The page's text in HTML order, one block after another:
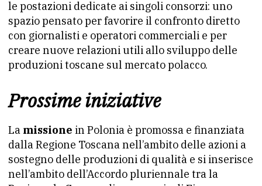
le postazioni dedicate ai singoli consorzi: uno
spazio pensato per favorire il confronto diretto
con giornalisti e operatori commerciali e per
creare nuove relazioni utili allo sviluppo delle
produzioni toscane sul mercato polacco.
Prossime iniziative
La missione in Polonia è promossa e finanziata
dalla Regione Toscana nell’ambito delle azioni a
sostegno delle produzioni di qualità e si inserisce
nell’ambito dell’Accordo pluriennale tra la